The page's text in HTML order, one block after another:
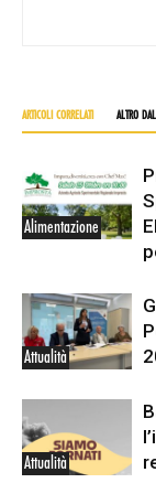
ARTICOLI CORRELATI ALTRO
Alimentazione
Attualità
Attualità